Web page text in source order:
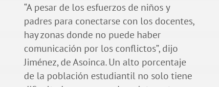
“A pesar de los esfuerzos de niños y
padres para conectarse con los docentes,
hay zonas donde no puede haber
comunicación por los conflictos”, dijo
Jiménez, de Asoinca. Un alto porcentaje
de la población estudiantil no solo tiene